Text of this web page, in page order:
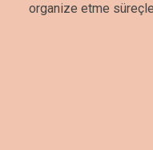
organize etme